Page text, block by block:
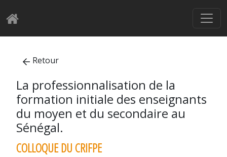
Retour
La professionnalisation de la
formation initiale des enseignants
du moyen et du secondaire au
Sénégal.
COLLOQUE DU CRIFPE